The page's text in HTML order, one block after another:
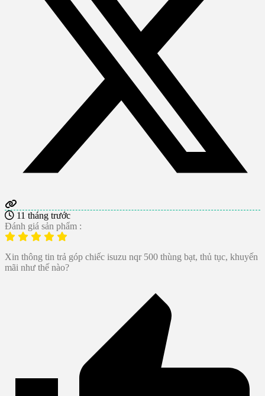
11 tháng trước
Đánh giá sản phẩm :
Xin thông tin trả góp chiếc isuzu nqr 500 thùng bạt, thủ tục, khuyến
mãi như thế nào?